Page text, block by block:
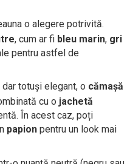
o alegere potrivită.
, cum ar fi bleu marin, gri
pentru astfel de
totuși elegant, o cămașă
cu o jachetă
În acest caz, poți
papionpentru un look mai